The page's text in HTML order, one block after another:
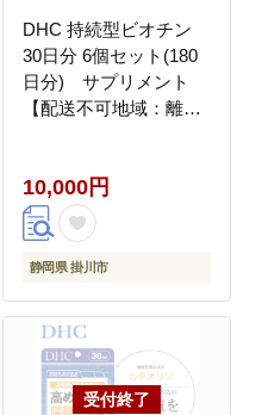
DHC 持続型ビオチン
30日分 6個セット(180
日分) サプリメント
【配送不可地域：離
10,000円
静岡県 掛川市